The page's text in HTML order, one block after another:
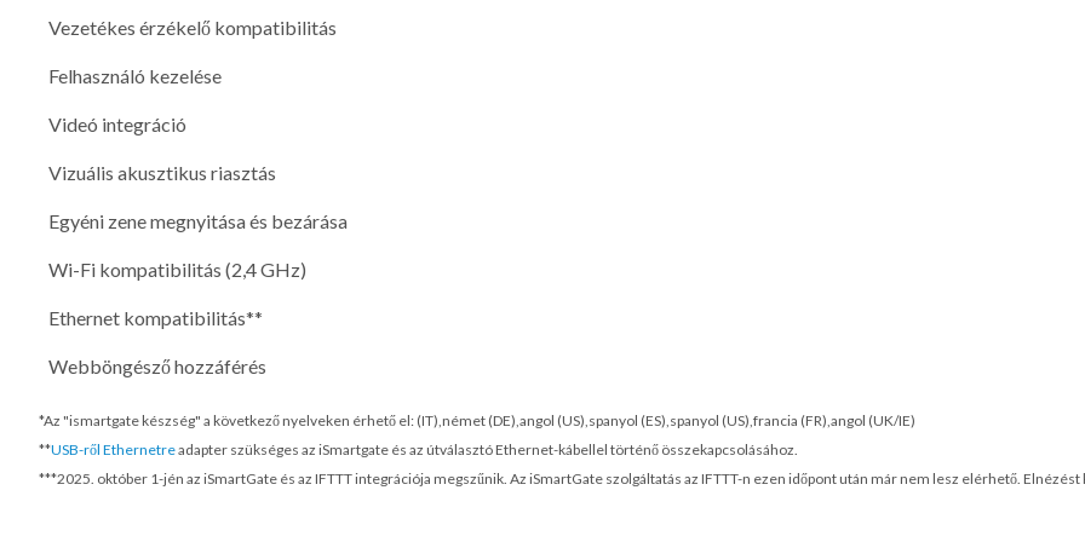
Vezetékes érzékelő kompatibilitás
Felhasználó kezelése
Videó integráció
Vizuális akusztikus riasztás
Egyéni zene megnyitása és bezárása
Wi-Fi kompatibilitás (2,4 GHz)
Ethernet kompatibilitás**
Webböngésző hozzáférés
*Az "ismartgate készség" a következő nyelveken érhető el: (IT),német (DE),angol (US),spanyol (ES),spanyol (US),francia (FR),angol (UK/IE)
**USB-ről Ethernetreadapter szükséges az iSmartgate és az útválasztó Ethernet-kábellel történő összekapcsolásához.
***2025. október 1-jén az iSmartGate és az IFTTT integrációja megszűnik. Az iSmartGate szolgáltatás az IFTTT-n ezen időpont után már nem lesz elérhető.